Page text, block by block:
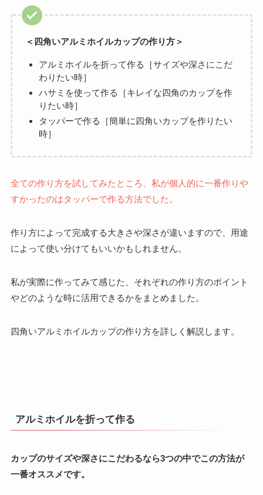
＜四角いアルミホイルカップの作り方＞
アルミホイルを折って作る［サイズや深さにこだ
わりたい時］
ハサミを使って作る［キレイな四角のカップを作
りたい時］
タッパーで作る［簡単に四角いカップを作りたい
時］
全ての作り方を試してみたところ、私が個人的に一番作りや
すかったのはタッパーで作る方法でした。
作り方によって完成する大きさや深さが違いますので、用途
によって使い分けてもいいかもしれません。
私が実際に作ってみて感じた、それぞれの作り方のポイント
やどのような時に活用できるかをまとめました。
四角いアルミホイルカップの作り方を詳しく解説します。
アルミホイルを折って作る
カップのサイズや深さにこだわるなら3つの中でこの方法が
一番オススメです。